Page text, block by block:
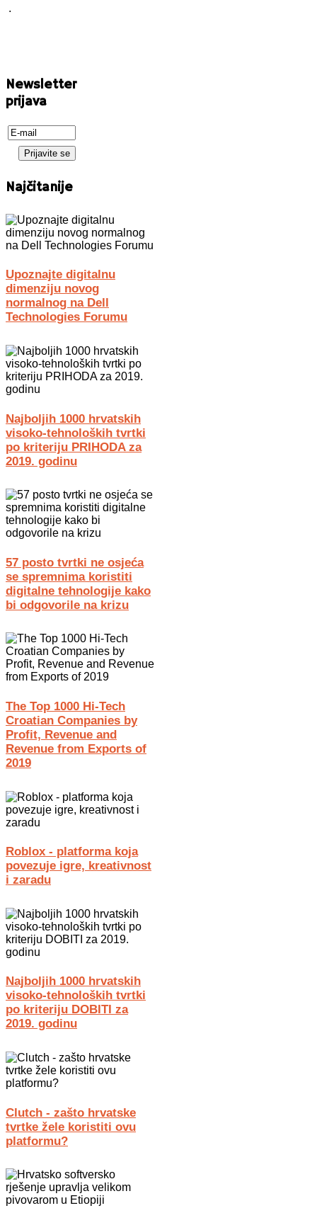
.
Newsletter
prijava
Najčitanije
Upoznajte digitalnu
dimenziju novog
normalnog na Dell
Technologies Forumu
Najboljih 1000 hrvatskih
visoko-tehnoloških tvrtki
po kriteriju PRIHODA za
2019. godinu
57 posto tvrtki ne osjeća
se spremnima koristiti
digitalne tehnologije kako
bi odgovorile na krizu
The Top 1000 Hi-Tech
Croatian Companies by
Profit, Revenue and
Revenue from Exports of
2019
Roblox - platforma koja
povezuje igre, kreativnost
i zaradu
Najboljih 1000 hrvatskih
visoko-tehnoloških tvrtki
po kriteriju DOBITI za
2019. godinu
Clutch - zašto hrvatske
tvrtke žele koristiti ovu
platformu?